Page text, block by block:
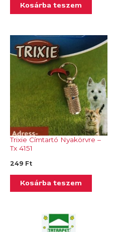
Kosárba teszem
Trixie Címtartó Nyakörvre –
Tx 4151
249 Ft
Kosárba teszem